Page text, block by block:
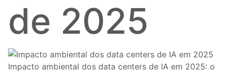
de 2025
Impacto ambiental dos data centers de IA em 2025: o